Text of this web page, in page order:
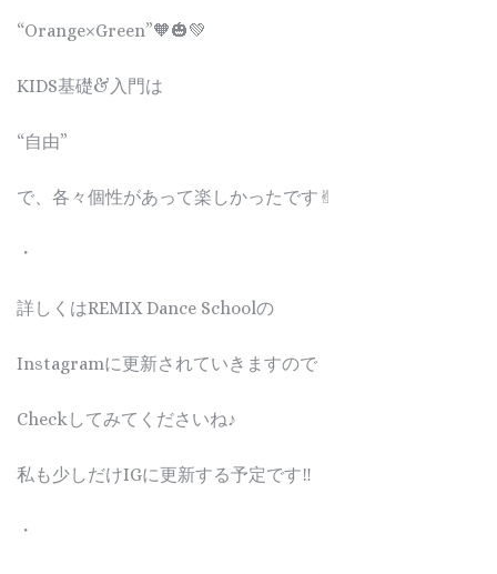
“Orange×Green”🧡🎃💚
KIDS基礎&入門は
“自由”
で、各々個性があって楽しかったです✌︎
・
詳しくはREMIX Dance Schoolの
Instagramに更新されていきますので
Checkしてみてくださいね♪
私も少しだけIGに更新する予定です‼︎
・